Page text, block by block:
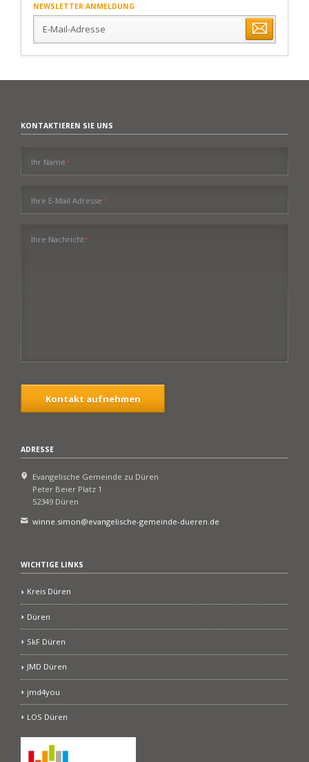
NEWSLETTER ANMELDUNG
Mail-
KONTAKTIEREN SIE UNS
Pflichtfeld
Ihr Name*
Pflichtfeld
Ihre E-Mail Adresse*
Pflichtfeld
Ihre Nachricht*
Kontakt aufnehmen
ADRESSE
Evangelische Gemeinde zu Düren
Peter Beier Platz 1
52349 Düren
winne.simon@evangelische-gemeinde-dueren.de
WICHTIGE LINKS
Kreis Düren
Düren
SkF Düren
JMD Düren
jmd4you
LOS Düren